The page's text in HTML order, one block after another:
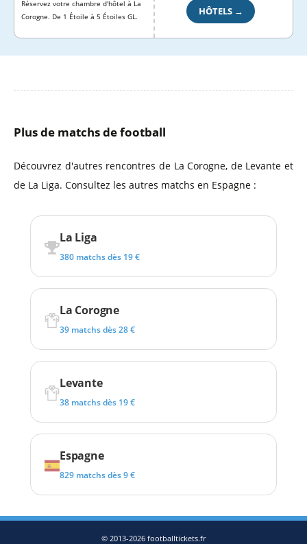
Réservez votre chambre d'hôtel à La
Corogne. De 1 Étoile à 5 Étoiles GL.
HÔTELS →
Plus de matchs de football
Découvrez d'autres rencontres de La Corogne, de Levante et
de La Liga. Consultez les autres matchs en Espagne :
La Liga
380 matchs dès 19 €
La Corogne
39 matchs dès 28 €
Levante
38 matchs dès 19 €
Espagne
829 matchs dès 9 €
© 2013-2026 footballtickets.fr